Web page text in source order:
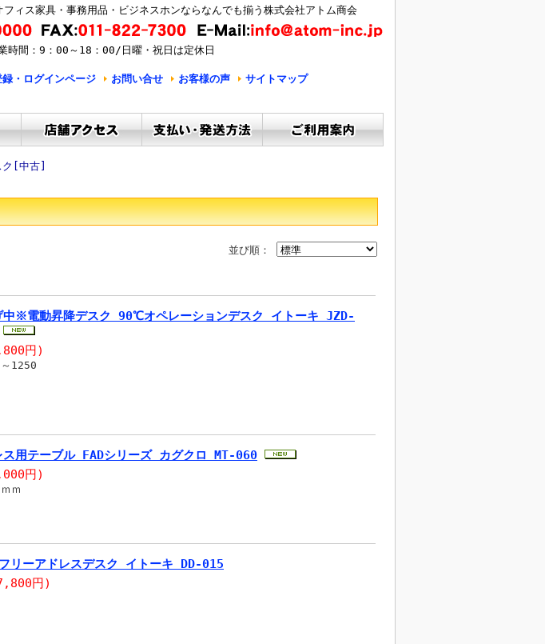
ィス家具・事務用品・ビジネスホンならなんでも揃う株式会社アトム商会
時間：9：00～18：00/日曜・祝日は定休日
録・ログインページ お問い合せ お客様の声 サイトマップ
[中古]
並び順：
中※電動昇降デスク 90℃オペレーションデスク イトーキ JZD-
円)
～1250
ス用テーブル FADシリーズ カグクロ MT-060
円)
ｍ
リーアドレスデスク イトーキ DD-015
円)